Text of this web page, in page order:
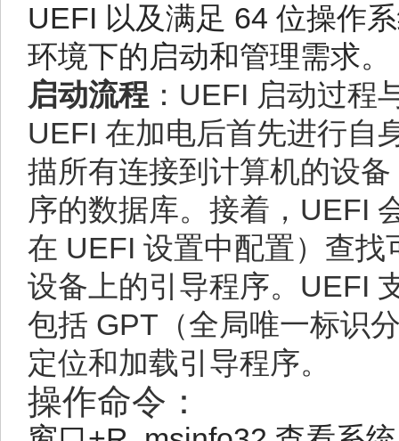
UEFI 以及满足 64 位操作
环境下的启动和管理需求。
启动流程 ：UEFI 启动过程
UEFI 在加电后首先进行自
描所有连接到计算机的设
序的数据库。接着，UEFI
在 UEFI 设置中配置）查
设备上的引导程序。UEFI
包括 GPT（全局唯一标识
定位和加载引导程序。
操作命令：